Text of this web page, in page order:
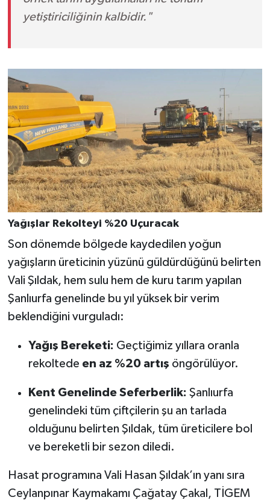
yetiştiriciliğinin kalbidir."
Yağışlar Rekolteyi %20 Uçuracak
Son dönemde bölgede kaydedilen yoğun
yağışların üreticinin yüzünü güldürdüğünü belirten
Vali Şıldak, hem sulu hem de kuru tarım yapılan
Şanlıurfa genelinde bu yıl yüksek bir verim
beklendiğini vurguladı:
Yağış Bereketi: Geçtiğimiz yıllara oranla
rekoltede en az %20 artış öngörülüyor.
Kent Genelinde Seferberlik: Şanlıurfa
genelindeki tüm çiftçilerin şu an tarlada
olduğunu belirten Şıldak, tüm üreticilere bol
ve bereketli bir sezon diledi.
Hasat programına Vali Hasan Şıldak’ın yanı sıra
Ceylanpınar Kaymakamı Çağatay Çakal, TİGEM